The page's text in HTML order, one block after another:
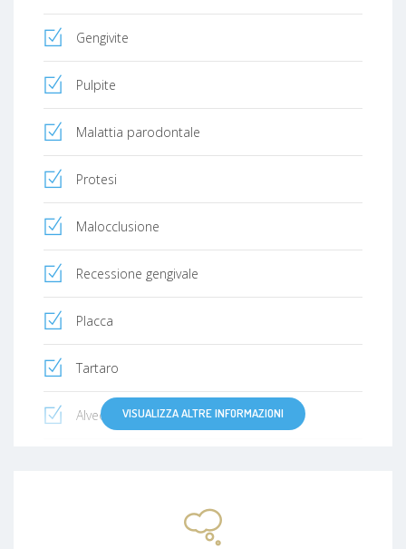
Gengivite
Pulpite
Malattia parodontale
Protesi
Malocclusione
Recessione gengivale
Placca
Tartaro
Alveolite
Fratture e traumi dentali
VISUALIZZA ALTRE INFORMAZIONI